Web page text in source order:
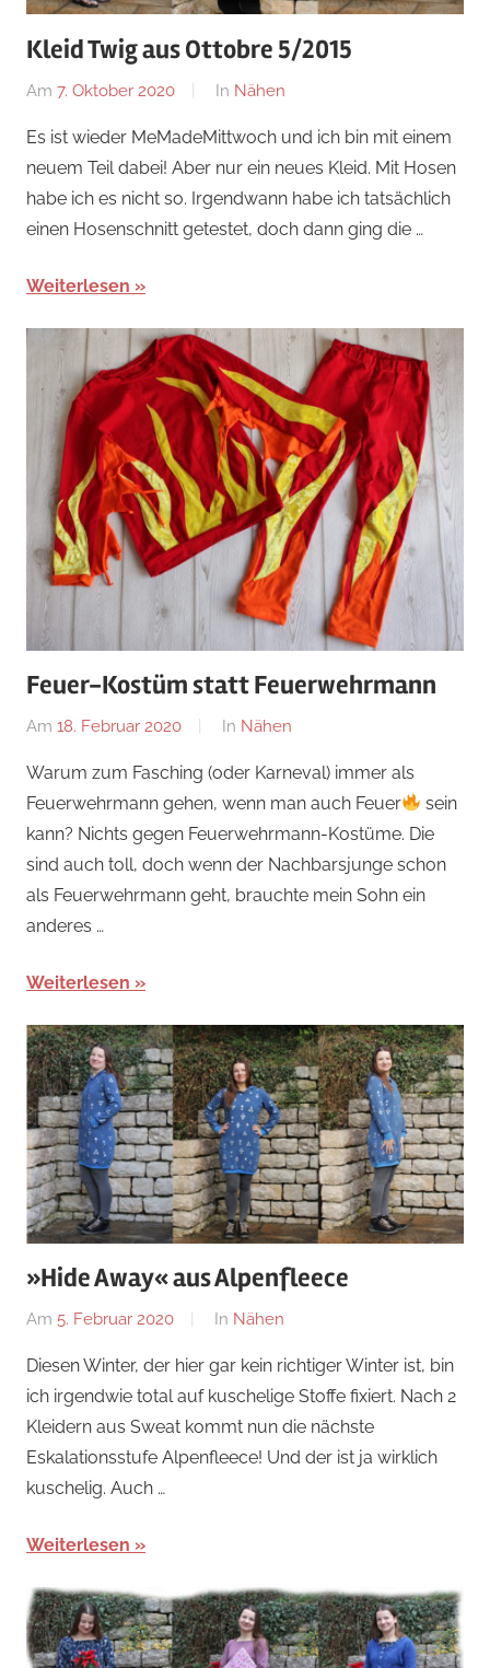
Kleid Twig aus Ottobre 5/2015
Am 7. Oktober 2020
Von
In Nähen
Es ist wieder MeMadeMittwoch und ich bin mit einem
neuem Teil dabei! Aber nur ein neues Kleid. Mit Hosen
habe ich es nicht so. Irgendwann habe ich tatsächlich
einen Hosenschnitt getestet, doch dann ging die …
Weiterlesen
Feuer-Kostüm statt Feuerwehrmann
Am 18. Februar 2020
Von
In Nähen
Warum zum Fasching (oder Karneval) immer als
Feuerwehrmann gehen, wenn man auch Feuer
sein
kann? Nichts gegen Feuerwehrmann-Kostüme. Die
sind auch toll, doch wenn der Nachbarsjunge schon
als Feuerwehrmann geht, brauchte mein Sohn ein
anderes …
Weiterlesen
»Hide Away« aus Alpenfleece
Am 5. Februar 2020
Von
In Nähen
Diesen Winter, der hier gar kein richtiger Winter ist, bin
ich irgendwie total auf kuschelige Stoffe fixiert. Nach 2
Kleidern aus Sweat kommt nun die nächste
Eskalationsstufe Alpenfleece! Und der ist ja wirklich
kuschelig. Auch …
Weiterlesen